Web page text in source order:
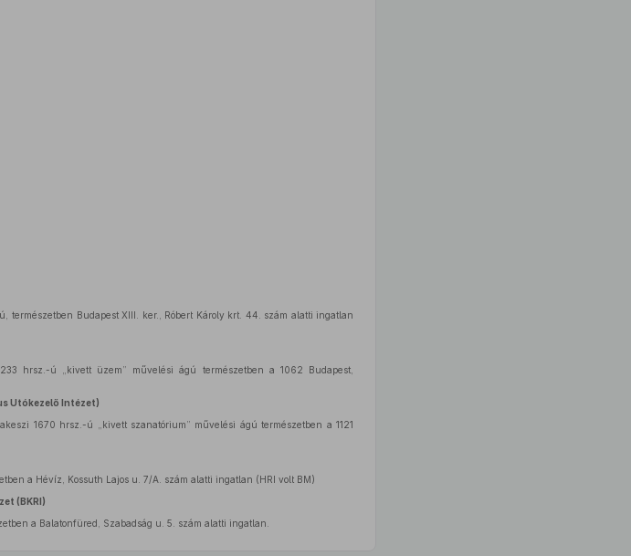
Budapest XIII. ker., Róbert Károly krt. 44. szám alatti ingatlan
hrsz.-ú „kivett üzem” művelési ágú természetben a 1062 Budapest,
Utókezelő Intézet)
1670 hrsz.-ú „kivett szanatórium” művelési ágú természetben a 1121
a Hévíz, Kossuth Lajos u. 7/A. szám alatti ingatlan (HRI volt BM)
(BKRI)
a Balatonfüred, Szabadság u. 5. szám alatti ingatlan.